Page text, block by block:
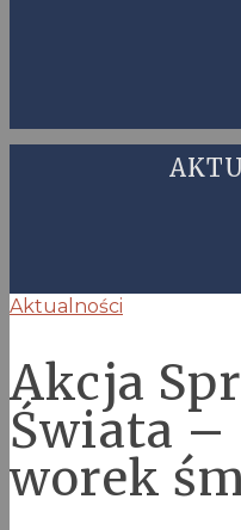
Aktualności
Akcja
Świata –
worek